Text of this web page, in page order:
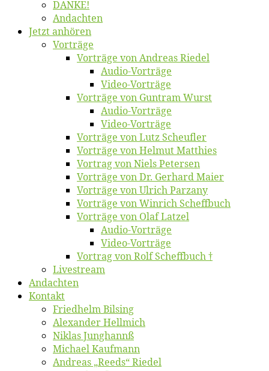
DANKE!
An­dach­ten
Jetzt an­hö­ren
Vor­trä­ge
Vor­trä­ge von An­dre­as Riedel
Au­dio-Vor­trä­ge
Vi­deo-Vor­trä­ge
Vor­trä­ge von Gun­tram Wurst
Au­dio-Vor­trä­ge
Vi­deo-Vor­trä­ge
Vor­trä­ge von Lutz Scheufler
Vor­trä­ge von Hel­mut Matthies
Vor­trag von Niels Petersen
Vor­trä­ge von Dr. Ger­hard Maier
Vor­trä­ge von Ul­rich Parzany
Vor­trä­ge von Win­rich Scheffbuch
Vor­trä­ge von Olaf Latzel
Au­dio-Vor­trä­ge
Vi­deo-Vor­trä­ge
Vor­trag von Rolf Scheffbuch †
Live­stream
An­dach­ten
Kon­takt
Fried­helm Bilsing
Alex­an­der Hellmich
Ni­klas Junghannß
Mi­cha­el Kaufmann
An­dre­as „Reeds“ Riedel